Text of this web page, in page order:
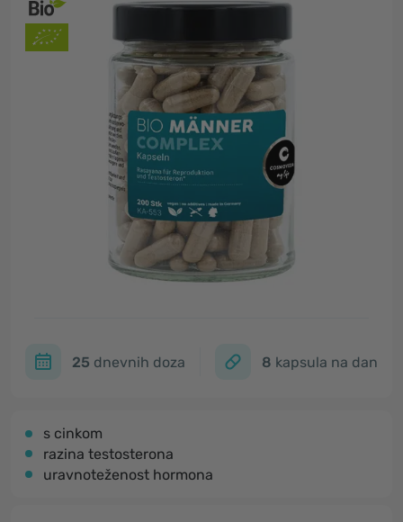
25 dnevnih doza 8 kapsula na dan
s cinkom
razina testosterona
uravnoteženost hormona